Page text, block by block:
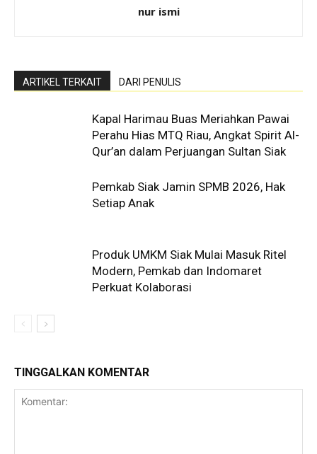
nur ismi
ARTIKEL TERKAIT DARI PENULIS
Kapal Harimau Buas Meriahkan Pawai
Perahu Hias MTQ Riau, Angkat Spirit Al-
Qur’an dalam Perjuangan Sultan Siak
Pemkab Siak Jamin SPMB 2026, Hak
Setiap Anak
Produk UMKM Siak Mulai Masuk Ritel
Modern, Pemkab dan Indomaret
Perkuat Kolaborasi
TINGGALKAN KOMENTAR